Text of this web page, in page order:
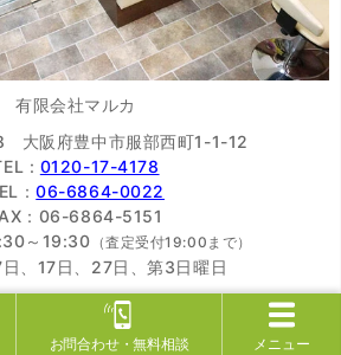
お問合わせ・無料相談 メニュー
有限会社マルカ
大阪府豊中市服部西町1-1-12
: 0120-17-4178
：06-6864-0022
：06-6864-5151
～19:30 （査定受付19:00まで）
、17日、27日、第3日曜日
阪質屋協同組合加盟店
質屋組合連合会加盟店